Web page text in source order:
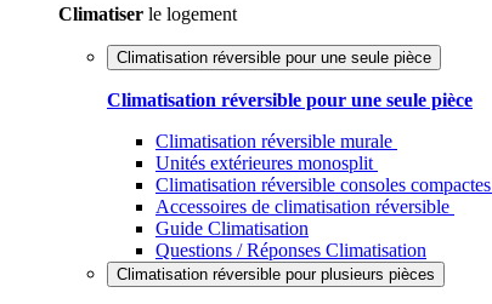
Climatiser le logement
Climatisation réversible pour une seule pièce
Climatisation réversible pour une seule pièce
Climatisation réversible murale
Unités extérieures monosplit
Climatisation réversible consoles compactes
Accessoires de climatisation réversible
Guide Climatisation
Questions / Réponses Climatisation
Climatisation réversible pour plusieurs pièces